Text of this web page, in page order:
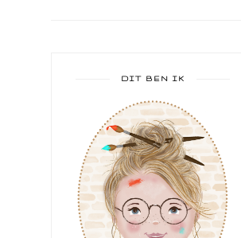
DIT BEN IK